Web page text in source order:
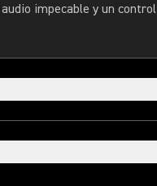
impecable y un control